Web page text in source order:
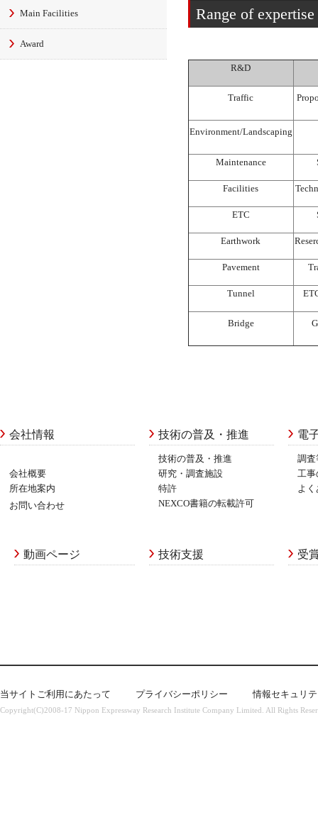
Range of expertise
R&D
Traffic
Environment/Landscaping
Maintenance
Facilities
ETC
Earthwork
Pavement
Tunnel
Bridge
Main Facilities
Award
会社情報
会社概要
所在地案内
お問い合わせ
技術の普及・推進
技術の普及・推進
研究・調査施設
特許
NEXCO書籍の転載許可
電
調査
工事
よく
動画ページ 技術支援 受
当サイトご利用にあたって プライバシーポリシー 情報セキュリ
Copyright(C)2008-17 Nippon Expressway Research Institute Company Limited. All Rights